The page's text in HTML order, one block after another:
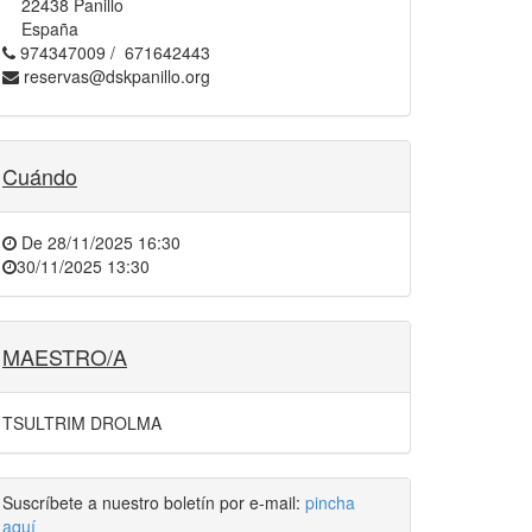
22438 Panillo
España
974347009 / 671642443
reservas@dskpanillo.org
Cuándo
De 28/11/2025 16:30
30/11/2025 13:30
MAESTRO/A
TSULTRIM DROLMA
Suscríbete a nuestro boletín por e-mail: pincha
aquí